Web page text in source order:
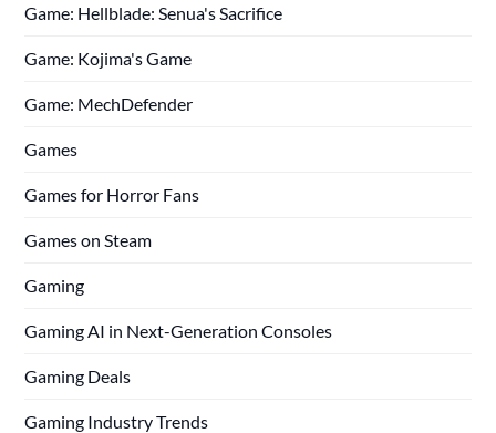
Game: Hellblade: Senua's Sacrifice
Game: Kojima's Game
Game: MechDefender
Games
Games for Horror Fans
Games on Steam
Gaming
Gaming AI in Next-Generation Consoles
Gaming Deals
Gaming Industry Trends